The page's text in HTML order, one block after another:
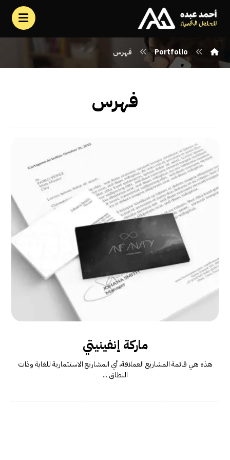
Portfolio فهرس
فهرس
ماركة إنفينيتي
هذه هي قائمة المشاريع العملاقة، أي المشاريع الاستثمارية للغاية وذات
النطاق ...